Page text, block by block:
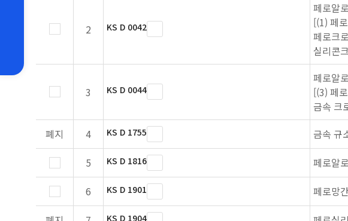
2 KS D 0042
페로알
[(1) 페
페로크
실리콘
3 KS D 0044
페로알
[(3) 페
금속 크
폐지 4 KS D 1755 금속 규
5
KS D 1816 페로알
6
KS D 1901 페로망
KS D 1904